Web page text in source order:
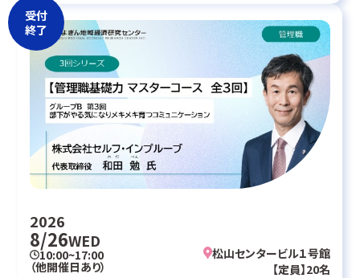
受付
終了
2026
8/26WED
（他開催日あり）
10:00~17:00
松山センタービル１号館
【定員】20名